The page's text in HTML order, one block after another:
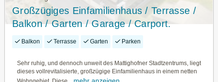
Großzügiges Einfamilienhaus / Terrasse /
Balkon / Garten / Garage / Carport.
Balkon Terrasse Garten Parken
Sehr ruhig, und dennoch unweit des Mattighofner Stadtzentrums, liegt
dieses vollrevitalisierte, großzügige Einfamilienhaus in einem netten